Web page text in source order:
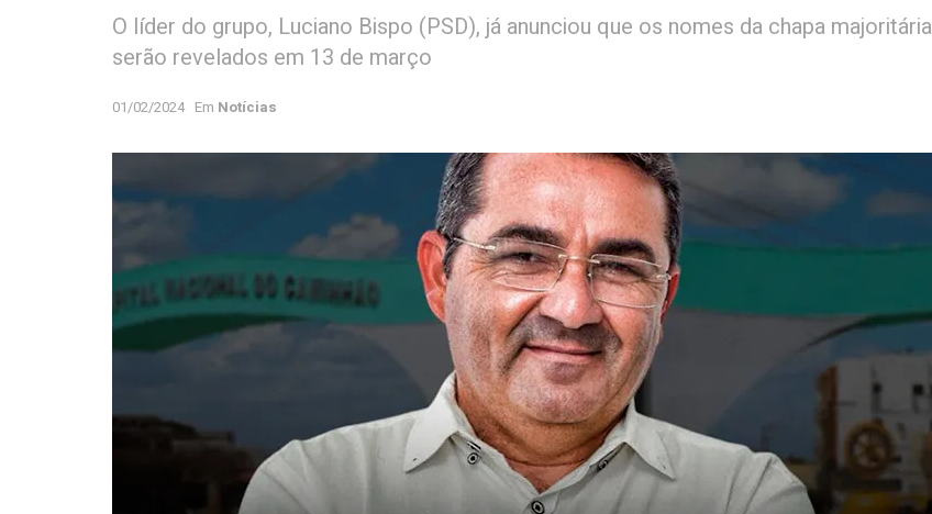
O líder do grupo, Luciano Bispo (PSD), já anunciou que os nomes da chapa majoritária
serão revelados em 13 de março
01/02/2024 Em Notícias